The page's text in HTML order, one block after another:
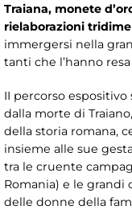
Traiana, monete
rielaborazioni
immergersi nella
tanti che l’hanno
II percorso espositivo
dalla morte di
della storia romana,
insieme alle sue
tra le cruente
Romania) e le grandi
delle donne della